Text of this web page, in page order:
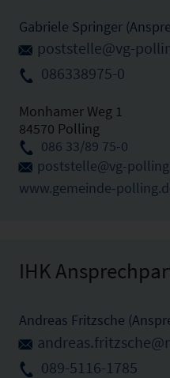
Gabriele Springer
poststelle@vg-
086338975-0
Monhamer Weg 1
84570 Polling
086 33/89 75-0
poststelle@vg-
www.gemeinde-
IHK
Andreas Fritzsche
089-5116-1785